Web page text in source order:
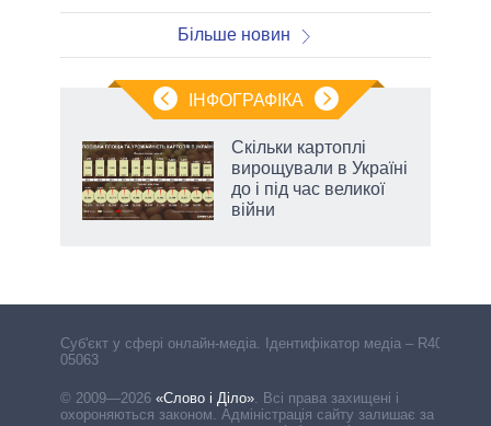
Більше новин
ІНФОГРАФІКА
Скільки картоплі
вирощували в Україні
до і під час великої
війни
Cуб'єкт у сфері онлайн-медіа. Ідентифікатор медіа – R40-
05063
© 2009—2026 «Слово і Діло» Всі права захищені і
охороняються законом. Адміністрація сайту залишає за